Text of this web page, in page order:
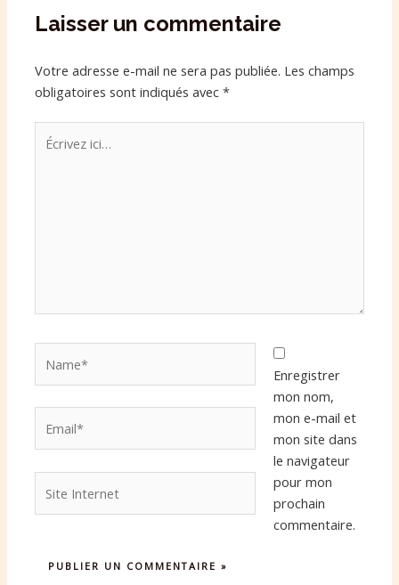
Laisser un commentaire
Votre adresse e-mail ne sera pas publiée. Les champs
obligatoires sont indiqués avec*
Écrivez
ici…
Internet
Enregistrer
mon nom,
mon e-mail et
mon site dans
le navigateur
pour mon
prochain
commentaire.